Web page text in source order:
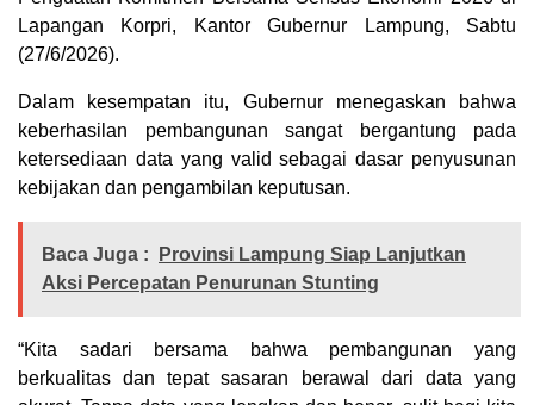
Lapangan Korpri, Kantor Gubernur Lampung, Sabtu
(27/6/2026).
Dalam kesempatan itu, Gubernur menegaskan bahwa
keberhasilan pembangunan sangat bergantung pada
ketersediaan data yang valid sebagai dasar penyusunan
kebijakan dan pengambilan keputusan.
Baca Juga :
Provinsi Lampung Siap Lanjutkan
Aksi Percepatan Penurunan Stunting
“Kita sadari bersama bahwa pembangunan yang
berkualitas dan tepat sasaran berawal dari data yang